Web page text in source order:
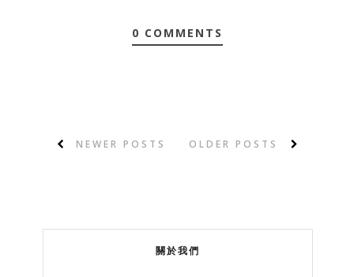
0 COMMENTS
NEWER POSTS OLDER POSTS
關於我們